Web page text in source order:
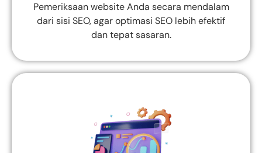
Pemeriksaan website Anda secara mendalam
dari sisi SEO, agar optimasi SEO lebih efektif
dan tepat sasaran.